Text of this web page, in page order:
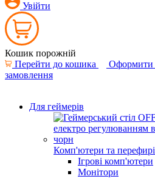
Увійти
Кошик порожній
Перейти до кошика
Оформити
замовлення
Для геймерів
Комп'ютери та
Ігрові комп'ютери
Монітори